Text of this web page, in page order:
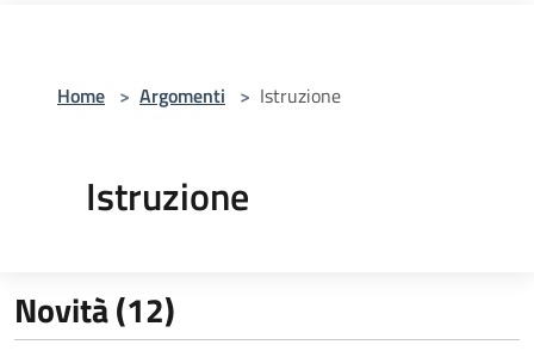
Home > Argomenti > Istruzione
Istruzione
Novità (12)